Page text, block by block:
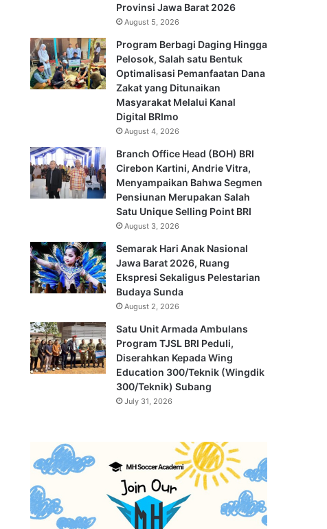
Provinsi Jawa Barat 2026
August 5, 2026
Program Berbagi Daging Hingga
Pelosok, Salah satu Bentuk
Optimalisasi Pemanfaatan Dana
Zakat yang Ditunaikan
Masyarakat Melalui Kanal
Digital BRImo
August 4, 2026
Branch Office Head (BOH) BRI
Cirebon Kartini, Andrie Vitra,
Menyampaikan Bahwa Segmen
Pensiunan Merupakan Salah
Satu Unique Selling Point BRI
August 3, 2026
Semarak Hari Anak Nasional
Jawa Barat 2026, Ruang
Ekspresi Sekaligus Pelestarian
Budaya Sunda
August 2, 2026
Satu Unit Armada Ambulans
Program TJSL BRI Peduli,
Diserahkan Kepada Wing
Education 300/Teknik (Wingdik
300/Teknik) Subang
July 31, 2026